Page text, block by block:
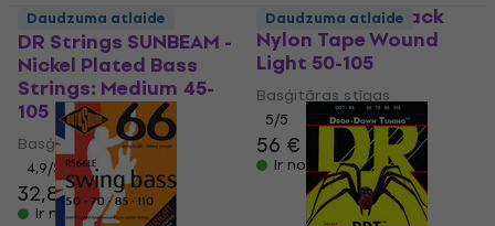
DR Strings SUNBEAM -
Nickel Plated Bass
Strings: Medium 45-
105
Basģitāras stīgas
4,9/5
32,80 €
Ir noliktavā
La Bella 750N Black
Nylon Tape Wound
Light 50-105
Basģitāras stīgas
5/5
56 €
Ir noliktavā
Daudzuma atlaide Daudzuma atlaide